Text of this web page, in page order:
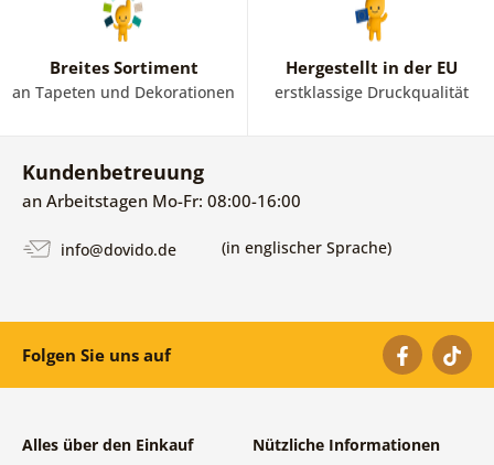
Breites Sortiment
an Tapeten und Dekorationen
Hergestellt in der EU
erstklassige Druckqualität
Kundenbetreuung
an Arbeitstagen Mo-Fr: 08:00-16:00
info@dovido.de (in englischer Sprache)
Folgen Sie uns auf
Alles über den Einkauf Nützliche Informationen